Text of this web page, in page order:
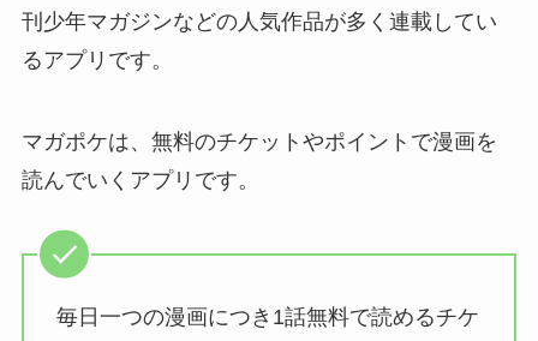
刊少年マガジンなどの人気作品が多く連載してい
るアプリです。
マガポケは、無料のチケットやポイントで漫画を
読んでいくアプリです。
毎日一つの漫画につき1話無料で読めるチケ